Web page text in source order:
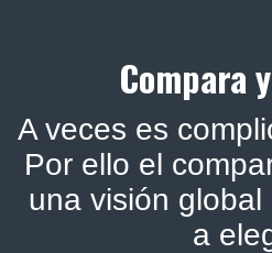
Compara
A veces es
Por ello el
una visión
a